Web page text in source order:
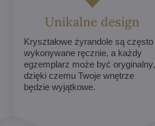
Unikalne design
Kryształowe żyrandole są często
wykonywane ręcznie, a każdy
egzemplarz może być oryginalny,
dzięki czemu Twoje wnętrze
będzie wyjątkowe.